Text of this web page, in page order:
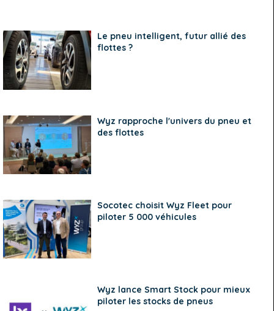
Le pneu intelligent, futur allié des
flottes ?
Wyz rapproche l'univers du pneu et
des flottes
Socotec choisit Wyz Fleet pour
piloter 5 000 véhicules
Wyz lance Smart Stock pour mieux
piloter les stocks de pneus